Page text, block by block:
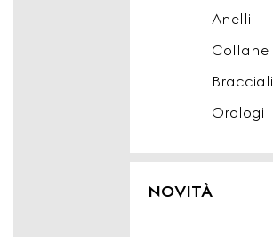
Anelli
Collane
Bracciali
Orologi
NOVITÀ